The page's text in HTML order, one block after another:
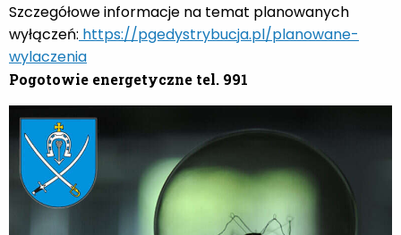
Szczegółowe informacje na temat planowanych
wyłączeń: https://pgedystrybucja.pl/planowane-
wylaczenia
Pogotowie energetyczne tel. 991